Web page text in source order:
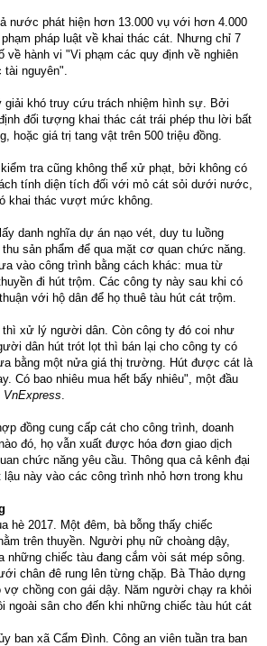
nước phát hiện hơn 13.000 vụ với hơn 4.000
pháp luật về khai thác cát. Nhưng chỉ 7
về hành vi "Vi phạm các quy định về nghiên
nguyên".
giải khó truy cứu trách nhiệm hình sự. Bởi
đối tượng khai thác cát trái phép thu lời bất
hoặc giá trị tang vật trên 500 triệu đồng.
tra cũng không thể xử phạt, bởi không có
tính diện tích đối với mỏ cát sỏi dưới nước,
khai thác vượt mức không.
danh nghĩa dự án nạo vét, duy tu luồng
sản phẩm để qua mặt cơ quan chức năng.
vào công trình bằng cách khác: mua từ
đi hút trộm. Các công ty này sau khi có
với hộ dân để họ thuê tàu hút cát trộm.
xử lý người dân. Còn công ty đó coi như
dân hút trót lọt thì bán lại cho công ty có
bằng một nửa giá thị trường. Hút được cát là
Có bao nhiêu mua hết bấy nhiêu", một đầu
VnExpress
đồng cung cấp cát cho công trình, doanh
đó, họ vẫn xuất được hóa đơn giao dịch
chức năng yêu cầu. Thông qua cả kênh đại
này vào các công trình nhỏ hơn trong khu
hè 2017. Một đêm, bà bỗng thấy chiếc
trên thuyền. Người phụ nữ choàng dậy,
những chiếc tàu đang cắm vòi sát mép sông.
chân đê rung lên từng chặp. Bà Thảo dựng
chồng con gái dậy. Năm người chạy ra khỏi
ngoài sân cho đến khi những chiếc tàu hút cát
ban xã Cẩm Đình. Công an viên tuần tra ban